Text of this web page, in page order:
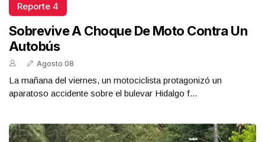
Reporte 4
Sobrevive A Choque De Moto Contra Un
Autobús
Agosto 08
La mañana del viernes, un motociclista protagonizó un
aparatoso accidente sobre el bulevar Hidalgo f...